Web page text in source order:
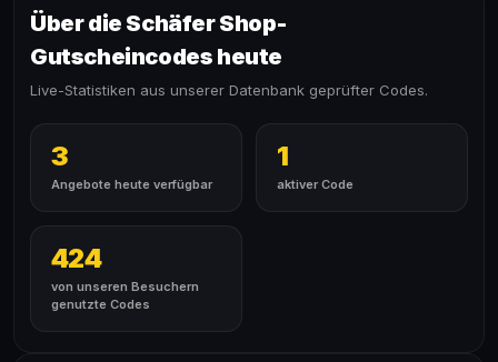
Über die Schäfer Shop-
Gutscheincodes heute
Live-Statistiken aus unserer Datenbank geprüfter Codes.
3
Angebote heute verfügbar
1
aktiver Code
424
von unseren Besuchern
genutzte Codes